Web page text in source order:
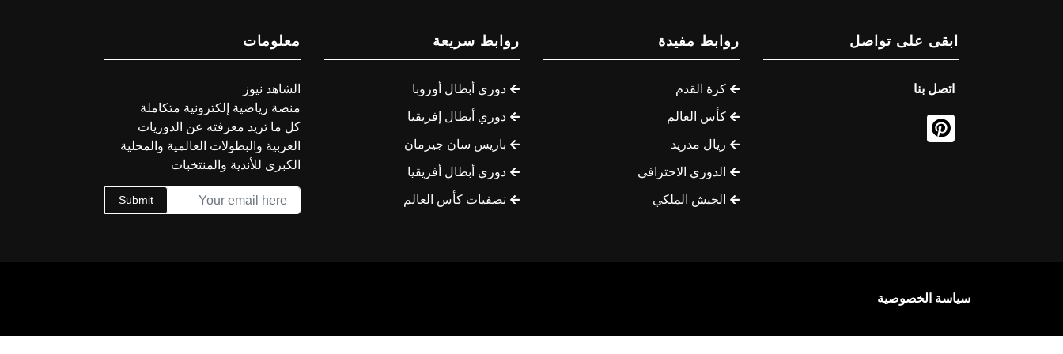
ابقى على تواصل
اتصل بنا
روابط مفيدة
كرة القدم
كأس العالم
ريال مدريد
الدوري الاحترافي
الجيش الملكي
روابط سريعة
دوري أبطال أوروبا
دوري أبطال إفريقيا
باريس سان جيرمان
دوري أبطال أفريقيا
تصفيات كأس العالم
معلومات
الشاهد نيوز
منصة رياضية إلكترونية متكاملة
كل ما تريد معرفته عن الدوريات
العربية والبطولات العالمية والمحلية
الكبرى للأندية والمنتخبات
Submit
سياسة الخصوصية